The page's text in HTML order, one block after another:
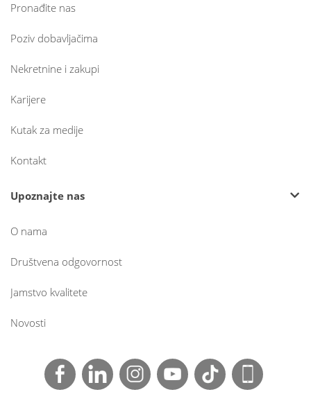
Pronađite nas
Poziv dobavljačima
Nekretnine i zakupi
Karijere
Kutak za medije
Kontakt
Upoznajte nas
O nama
Društvena odgovornost
Jamstvo kvalitete
Novosti